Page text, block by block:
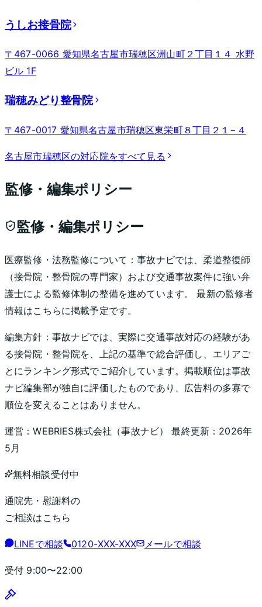
うしお接骨院
〒467-0066 愛知県名古屋市瑞穂区洲山町２丁目１４ 水野
ビル 1F
瑞穂みどり整骨院
〒467-0017 愛知県名古屋市瑞穂区東栄町８丁目２１−４
名古屋市瑞穂区の対応院をすべて見る
監修・編集ポリシー
監修・編集ポリシー
医療監修・法務監修について：事故ナビでは、柔道整復師
（接骨院・整骨院の専門家）および交通事故案件に強い弁
護士による監修体制の整備を進めています。 最新の監修者
情報はこちらに掲載予定です。
編集方針： 事故ナビでは、実際に交通事故対応の経験があ
る接骨院・整骨院を、上記の基準で総合評価し、エリアご
とにランキング形式でご紹介しています。掲載順位は事故
ナビ編集部が独自に評価したものであり、広告料の多寡で
順位を変えることはありません。
運営：WEBRIES株式会社 （事故ナビ） 最終更新： 2026年
5月
無料相談受付中
通院先・慰謝料の
ご相談はこちら
LINEで相談 0120-XXX-XXX メールで相談
受付 9:00〜22:00